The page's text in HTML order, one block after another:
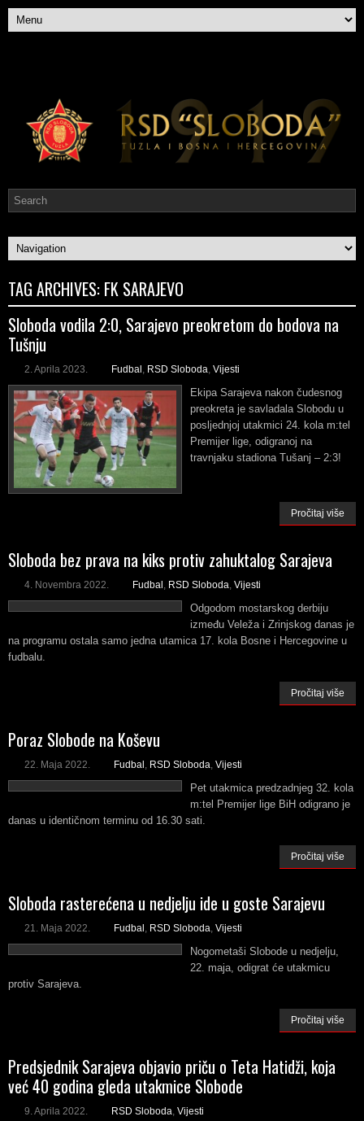
TAG ARCHIVES: FK SARAJEVO
Sloboda vodila 2:0, Sarajevo preokretom do bodova na
Tušnju
2. Aprila 2023. Fudbal RSD Sloboda Vijesti
Ekipa Sarajeva nakon čudesnog
preokreta je savladala Slobodu u
posljednjoj utakmici 24. kola m:tel
Premijer lige, odigranoj na
travnjaku stadiona Tušanj – 2:3!
Pročitaj više
Sloboda bez prava na kiks protiv zahuktalog Sarajeva
4. Novembra 2022. Fudbal RSD Sloboda Vijesti
Odgodom mostarskog derbiju
između Veleža i Zrinjskog danas je
na programu ostala samo jedna utamica 17. kola Bosne i Hercegovine u
fudbalu.
Pročitaj više
Poraz Slobode na Koševu
22. Maja 2022. Fudbal RSD Sloboda Vijesti
Pet utakmica predzadnjeg 32. kola
m:tel Premijer lige BiH odigrano je
danas u identičnom terminu od 16.30 sati.
Pročitaj više
Sloboda rasterećena u nedjelju ide u goste Sarajevu
21. Maja 2022. Fudbal RSD Sloboda Vijesti
Nogometaši Slobode u nedjelju,
22. maja, odigrat će utakmicu
protiv Sarajeva.
Pročitaj više
Predsjednik Sarajeva objavio priču o Teta Hatidži, koja
već 40 godina gleda utakmice Slobode
9. Aprila 2022. RSD Sloboda Vijesti